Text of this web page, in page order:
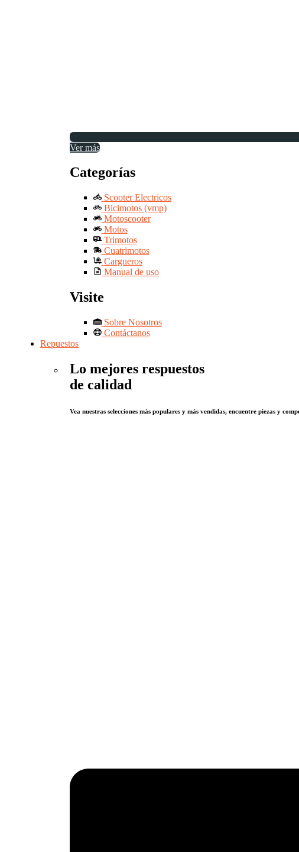
Ver más
Categorías
Scooter Electricos
Bicimotos (vmp)
Motoscooter
Motos
Trimotos
Cuatrimotos
Cargueros
Manual de uso
Visite
Sobre Nosotros
Contáctanos
Repuestos
Lo mejores respuestos
de calidad
Vea nuestras selecciones más populares y más vendidas, encuentre piezas y